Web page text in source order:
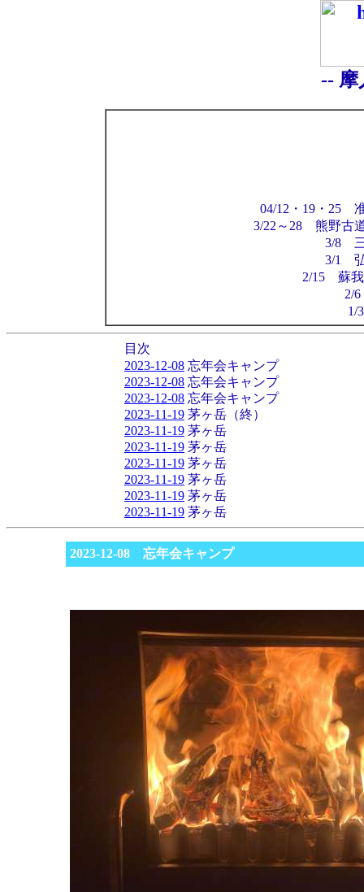
--
04/12・19・25
3/22～28 熊野古
3/8
3/1
2/15 蘇
2/
1/
目次
2023-12-08 忘年会キャンプ
2023-12-08 忘年会キャンプ
2023-12-08 忘年会キャンプ
2023-11-19 茅ヶ岳（終）
2023-11-19 茅ヶ岳
2023-11-19 茅ヶ岳
2023-11-19 茅ヶ岳
2023-11-19 茅ヶ岳
2023-11-19 茅ヶ岳
2023-11-19 茅ヶ岳
2023-12-08 忘年会キャンプ